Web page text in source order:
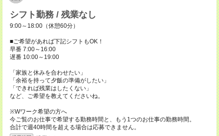
シフト勤務 / 残業なし
9:00～18:00（休憩60分）
■ご希望があれば下記シフトもOK！
早番 7:00～16:00
遅番 10:00～19:00
「家族と休みを合わせたい」
「余裕を持って夕飯の準備がしたい」
「できれば残業はしたくない」
など、ご希望を教えてくださいね。
※Wワーク希望の方へ
今ご覧のお仕事で希望する勤務時間と、もう1つのお仕事の勤務時間。
合計で週40時間を超える場合は応募できません。